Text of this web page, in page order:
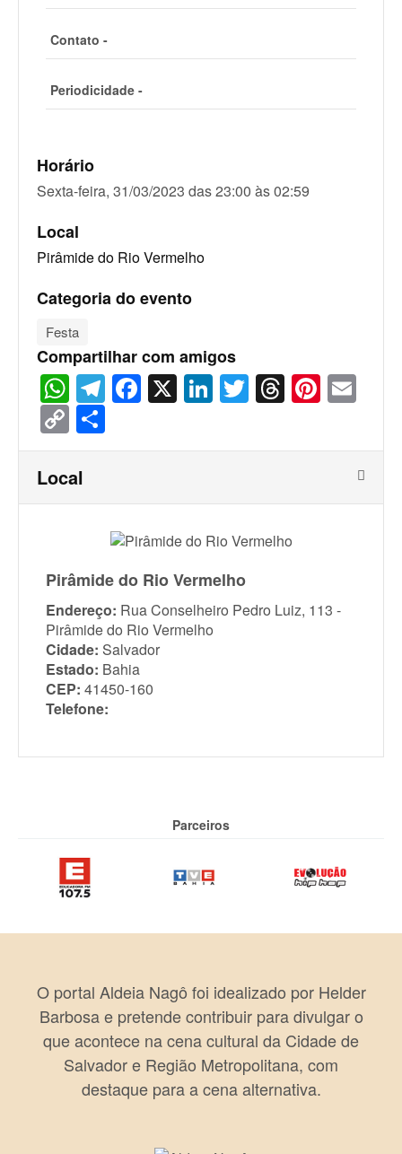
Contato -
Periodicidade -
Horário
Sexta-feira, 31/03/2023 das 23:00 às 02:59
Local
Pirâmide do Rio Vermelho
Categoria do evento
Festa
Compartilhar com amigos
WhatsApp
Telegram
Facebook
X LinkedIn
Twitter
Threads
Copy
Link
Local
Pirâmide do Rio Vermelho
Endereço: Rua Conselheiro Pedro Luiz, 113 -
Pirâmide do Rio Vermelho
Cidade: Salvador
Estado: Bahia
CEP: 41450-160
Telefone:
Parceiros
O portal Aldeia Nagô foi idealizado por Helder
Barbosa e pretende contribuir para divulgar o
que acontece na cena cultural da Cidade de
Salvador e Região Metropolitana, com
destaque para a cena alternativa.